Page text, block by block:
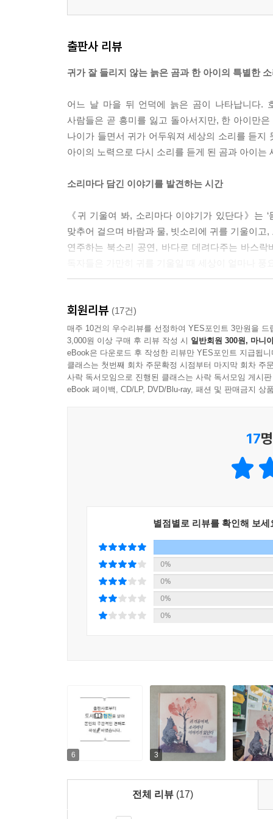
출판사 리뷰
귀가 잘 들리지 않는 늙은 곰과 한 아이의 특별한
어느 날 마을 뒤 언덕에 늙은 곰이 나타납니다.
사람들은 곧 흥미를 잃고 돌아서지만, 한 아이만
나이가 들면서 귀가 어두워져 세상의 소리를 듣
아이의 노력으로 다시 소리를 듣게 된 곰과 아이는
소리마다 담긴 이야기를 발견하는 시간
《귀 기울여 봐, 소리마다 이야기가 있단다》는
맞추어 걸으며 바람과 물, 빗소리에 귀를 기울이
연주하는 북소리 공연, 바다로 데려다주는 바스
이 작품은 또한 서로에게 귀 기울이는 마음에 대
과정은 세대를 넘어 이어지는 우정의 의미를 따
그 속에 담긴 다정한 이야기들로 말이에요.”라
어린이와 어른 모두에게 잔잔한 여운을 남깁니다.
세계 일러스트레이션 어워즈(WIA) 수상 작가인
더해 세련되면서도 생동감 넘치는 화면을 만들
회원리뷰 (17건)
매주 10건의 우수리뷰를 선정하여 YES포인트 3만원을 드
3,000원 이상 구매 후 리뷰 작성 시 일반회원 300원, 마니
eBook은 다운로드 후 작성한 리뷰만 YES포인트 지급됩니
클래스는 첫번째 회차 주문확정 시점부터 마지막 회차 주
사락 독서모임으로 진행된 클래스는 사락 독서모임 게시
eBook 페이백, CD/LP, DVD/Blu-ray, 패션 및 판매금지 상
17
별점별로 리뷰를 확인해 보세
0%
0%
0%
0%
6 3
전체 리뷰 (17)